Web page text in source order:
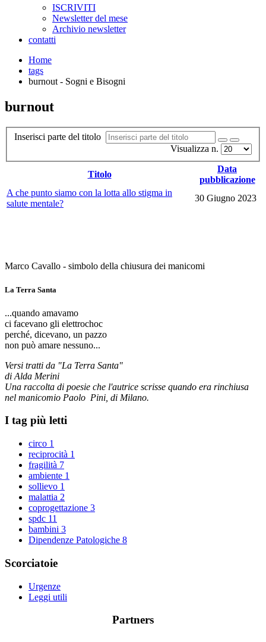
ISCRIVITI
Newsletter del mese
Archivio newsletter
contatti
Home
tags
burnout - Sogni e Bisogni
burnout
Inserisci parte del titolo
Visualizza n.
Titolo
Data
pubblicazione
A che punto siamo con la lotta allo stigma in
salute mentale?
30 Giugno 2023
Marco Cavallo - simbolo della chiusura dei manicomi
La Terra Santa
...quando amavamo
ci facevano gli elettrochoc
perché, dicevano, un pazzo
non può amare nessuno...
Versi tratti da "La Terra Santa"
di Alda Merini
Una raccolta di poesie che l'autrice scrisse quando era rinchiusa
nel manicomio Paolo Pini, di Milano.
I tag più letti
circo 1
reciprocità 1
fragilità 7
ambiente 1
sollievo 1
malattia 2
coprogettazione 3
spdc 11
bambini 3
Dipendenze Patologiche 8
Scorciatoie
Urgenze
Leggi utili
Partners